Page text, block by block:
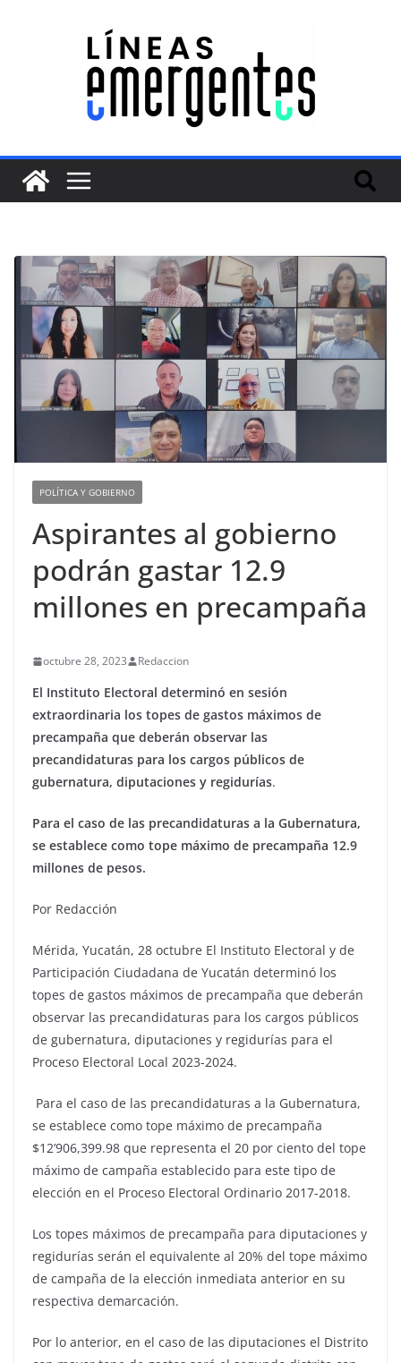
POLÍTICA Y GOBIERNO
Aspirantes al gobierno
podrán gastar 12.9
millones en precampaña
octubre 28, 2023 Redaccion
El Instituto Electoral determinó en sesión
extraordinaria los topes de gastos máximos de
precampaña que deberán observar las
precandidaturas para los cargos públicos de
gubernatura, diputaciones y regidurías.
Para el caso de las precandidaturas a la Gubernatura,
se establece como tope máximo de precampaña 12.9
millones de pesos.
Por Redacción
Mérida, Yucatán, 28 octubre El Instituto Electoral y de
Participación Ciudadana de Yucatán determinó los
topes de gastos máximos de precampaña que deberán
observar las precandidaturas para los cargos públicos
de gubernatura, diputaciones y regidurías para el
Proceso Electoral Local 2023-2024.
Para el caso de las precandidaturas a la Gubernatura,
se establece como tope máximo de precampaña
$12’906,399.98 que representa el 20 por ciento del tope
máximo de campaña establecido para este tipo de
elección en el Proceso Electoral Ordinario 2017-2018.
Los topes máximos de precampaña para diputaciones y
regidurías serán el equivalente al 20% del tope máximo
de campaña de la elección inmediata anterior en su
respectiva demarcación.
Por lo anterior, en el caso de las diputaciones el Distrito